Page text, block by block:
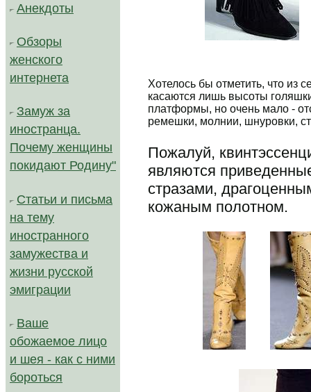
Анекдоты
Обзоры
женского
интернета
Замуж за
иностранца.
Почему женщины
покидают Родину"
Статьи и письма
на тему
иностранного
замужества и
жизни русской
эмиграции
Ваше
обожаемое лицо
и шея - как с ними
бороться
Хотелось бы отметить, что из
касаются лишь высоты
платформы, но очень мало -
ремешки, молнии, шнуровки,
Пожалуй,
являются
стразами,
кожаным полотном.